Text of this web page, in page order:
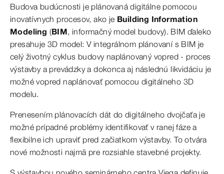
Budova budúcnosti je plánovaná digitálne pomocou
inovatívnych procesov, ako je Building Information
Modeling (BIM, informačný model budovy). BIM ďaleko
presahuje 3D model: V integrálnom plánovaní s BIM je
celý životný cyklus budovy naplánovaný vopred - proces
výstavby a prevádzky a dokonca aj následnú likvidáciu je
možné vopred naplánovať pomocou digitálneho 3D
modelu.
Prenesením plánovacích dát do digitálneho dvojčaťa je
možné prípadné problémy identifikovať v ranej fáze a
flexibilne ich upraviť pred začiatkom výstavby. To otvára
nové možnosti najmä pre rozsiahle stavebné projekty.